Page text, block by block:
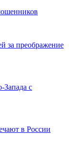
за преображение
Запада с
в России